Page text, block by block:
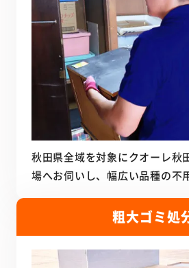
秋田県全域を対象にクオーレ秋
場へお伺いし、幅広い品種の不
粗大ゴミ処